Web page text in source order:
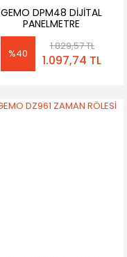
GEMO DPM48 DİJİTAL
PANELMETRE
%40
1.829,57 TL
1.097,74 TL